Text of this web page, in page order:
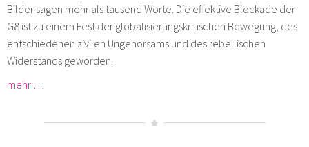
Bilder sagen mehr als tausend Worte. Die effektive Blockade der
G8 ist zu einem Fest der globalisierungskritischen Bewegung, des
entschiedenen zivilen Ungehorsams und des rebellischen
Widerstands geworden.
mehr …